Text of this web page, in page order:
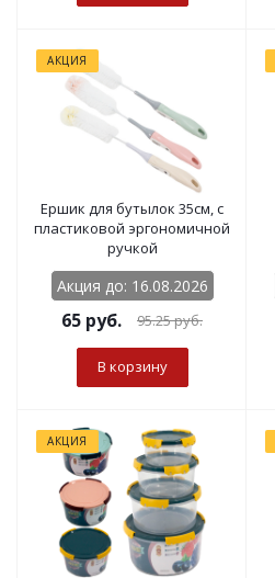
АКЦИЯ
Ершик для бутылок 35см, с
пластиковой эргономичной
ручкой
Акция до: 16.08.2026
65 руб. 95.25руб.
В корзину
АКЦИЯ